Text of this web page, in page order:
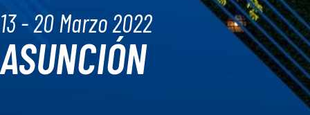
13 - 20 Marzo 2022
ASUNCIÓN